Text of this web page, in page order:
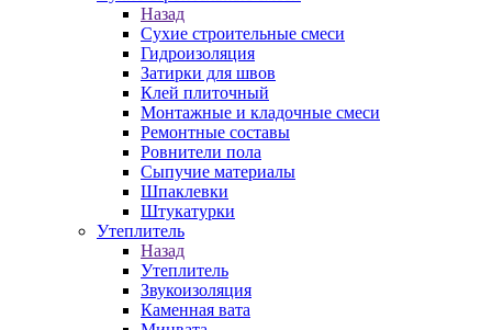
Назад
Сухие строительные смеси
Гидроизоляция
Затирки для швов
Клей плиточный
Монтажные и кладочные смеси
Ремонтные составы
Ровнители пола
Сыпучие материалы
Шпаклевки
Штукатурки
Утеплитель
Назад
Утеплитель
Звукоизоляция
Каменная вата